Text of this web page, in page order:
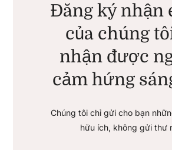
Đăng ký nhận
của chúng
nhận được
cảm hứng
Chúng tôi chỉ gửi cho bạn
hữu ích, không gửi thư